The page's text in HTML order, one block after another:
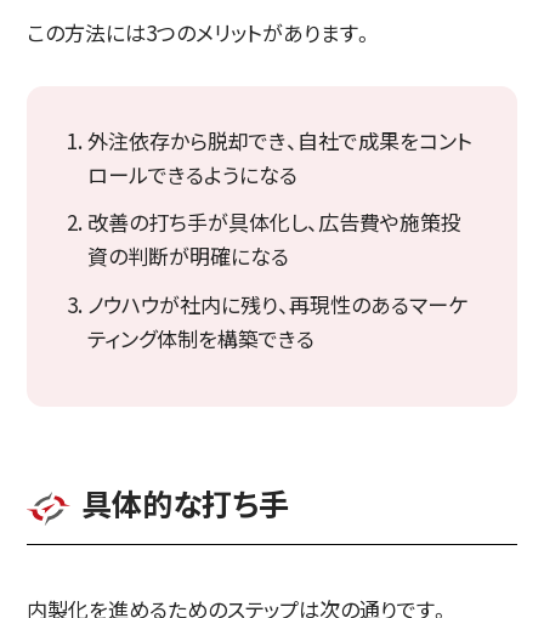
この方法には3つのメリットがあります。
外注依存から脱却でき、自社で成果をコント
ロールできるようになる
改善の打ち手が具体化し、広告費や施策投
資の判断が明確になる
ノウハウが社内に残り、再現性のあるマーケ
ティング体制を構築できる
具体的な打ち手
内製化を進めるためのステップは次の通りです。